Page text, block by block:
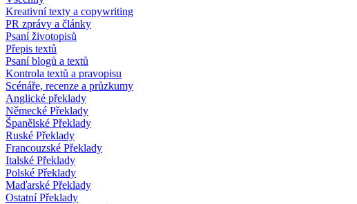
Kreativní texty a copywriting
PR zprávy a články
Psaní životopisů
Přepis textů
Psaní blogů a textů
Kontrola textů a pravopisu
Scénáře, recenze a průzkumy
Anglické překlady
Německé Překlady
Španělské Překlady
Ruské Překlady
Francouzské Překlady
Italské Překlady
Polské Překlady
Maďarské Překlady
Ostatní Překlady